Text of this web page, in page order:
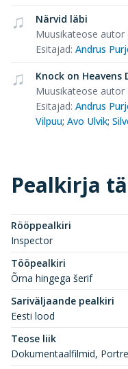
Närvid läbi
Muusikateose autor
Esitajad: Andrus
Knock on Heavens
Muusikateose autor
Esitajad: Andrus
Vilpuu; Avo Ulvik;
Pealkirja
Rööppealkiri
Inspector
Tööpealkiri
Õrna hingega šerif
Sariväljaande pealkiri
Eesti lood
Teose liik
Dokumentaalfilmid,